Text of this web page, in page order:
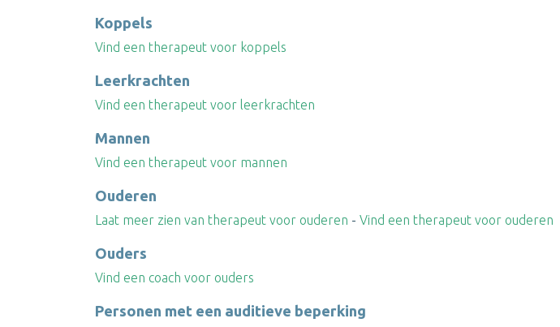
Koppels
Vind een therapeut voor koppels
Leerkrachten
Vind een therapeut voor leerkrachten
Mannen
Vind een therapeut voor mannen
Ouderen
Laat meer zien van therapeut voor ouderen - Vind een therapeut voor ouderen
Ouders
Vind een coach voor ouders
Personen met een auditieve beperking